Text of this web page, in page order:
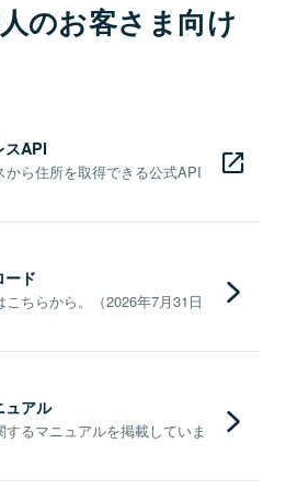
のお客さま向け
スAPI
ら住所を取得できる公式API
ード
ちらから。（2026年7月31日
ュアル
るマニュアルを掲載していま